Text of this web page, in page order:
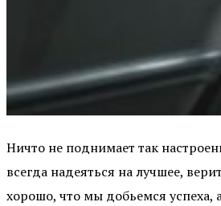
Ничто не поднимает так
всегда надеяться на лучшее,
хорошо, что мы добьемся успеха,